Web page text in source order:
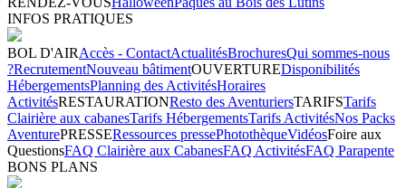
INFOS PRATIQUES
BOL D'AIRAccès - ContactActualitésBrochuresQui sommes-nous
?RecrutementNouveau bâtimentOUVERTUREDisponibilités
HébergementsPlanning des ActivitésHoraires
ActivitésRESTAURATIONResto des AventuriersTARIFSTarifs
Clairière aux cabanesTarifs HébergementsTarifs ActivitésNos Packs
AventurePRESSERessources pressePhotothèqueVidéosFoire aux
QuestionsFAQ Clairière aux CabanesFAQ ActivitésFAQ Parapente
BONS PLANS